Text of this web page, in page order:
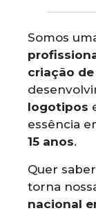
Somos
criação
logotipos
essência
15 anos.
Quer
torna
nacional